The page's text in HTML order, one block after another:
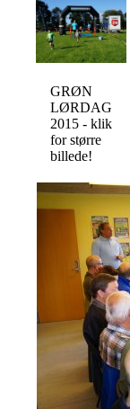
GRØN
LØRDAG
2015 - klik
for større
billede!